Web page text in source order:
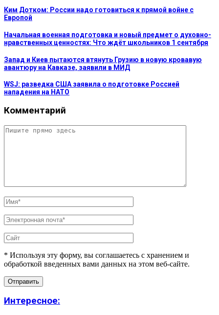
Ким Дотком: России надо готовиться к прямой войне с
Европой
Начальная военная подготовка и новый предмет о духовно-
нравственных ценностях: Что ждёт школьников 1 сентября
Запад и Киев пытаются втянуть Грузию в новую кровавую
авантюру на Кавказе, заявили в МИД
WSJ: разведка США заявила о подготовке Россией
нападения на НАТО
Комментарий
* Используя эту форму, вы соглашаетесь с хранением и
обработкой введенных вами данных на этом веб-сайте.
Интересное: